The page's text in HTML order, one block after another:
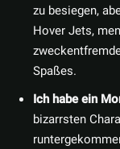
zu besiegen,
Hover Jets,
Spaßes.
Ich habe ein
bizarrsten